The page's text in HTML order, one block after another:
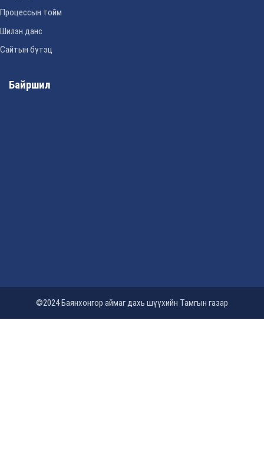
Процессын тойм
Шилэн данс
Сайтын бүтэц
Байршил
©2024 Баянхонгор аймаг дахь шүүхийн Тамгын газар